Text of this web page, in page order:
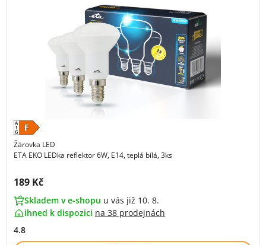
Žárovka LED
ETA EKO LEDka reflektor 6W, E14, teplá bílá, 3ks
Cena s DPH:
189 Kč
Skladem v e-shopu u vás již 10. 8.
ihned k dispozici na 38 prodejnách
4.8